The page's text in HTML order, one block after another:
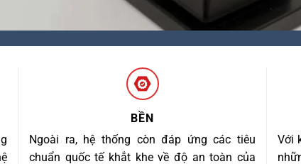
BỀN
Ngoài ra, hệ thống còn đáp ứng các tiêu
chuẩn quốc tế khắt khe về độ an toàn của
Với